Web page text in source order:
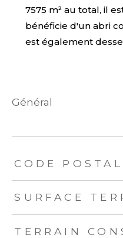
7575 m² au total, il
bénéficie d'un abri
est également
général
CODE POSTAL
SURFACE
TERRAIN